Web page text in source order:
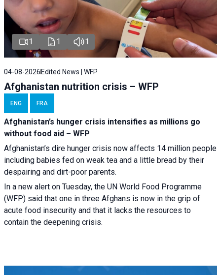
1 1 1
04-08-2026 Edited News | WFP
Afghanistan nutrition crisis – WFP
ENG FRA
Afghanistan’s hunger crisis intensifies as millions go
without food aid – WFP
Afghanistan’s dire hunger crisis now affects 14 million people
including babies fed on weak tea and a little bread by their
despairing and dirt-poor parents.
In a new alert on Tuesday, the UN World Food Programme
(WFP) said that one in three Afghans is now in the grip of
acute food insecurity and that it lacks the resources to
contain the deepening crisis.